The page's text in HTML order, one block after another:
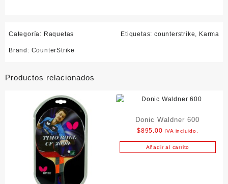
Categoría: Raquetas Etiquetas: counterstrike, Karma
Brand: CounterStrike
Productos relacionados
Donic Waldner 600
$895.00 IVA incluido.
Añadir al carrito